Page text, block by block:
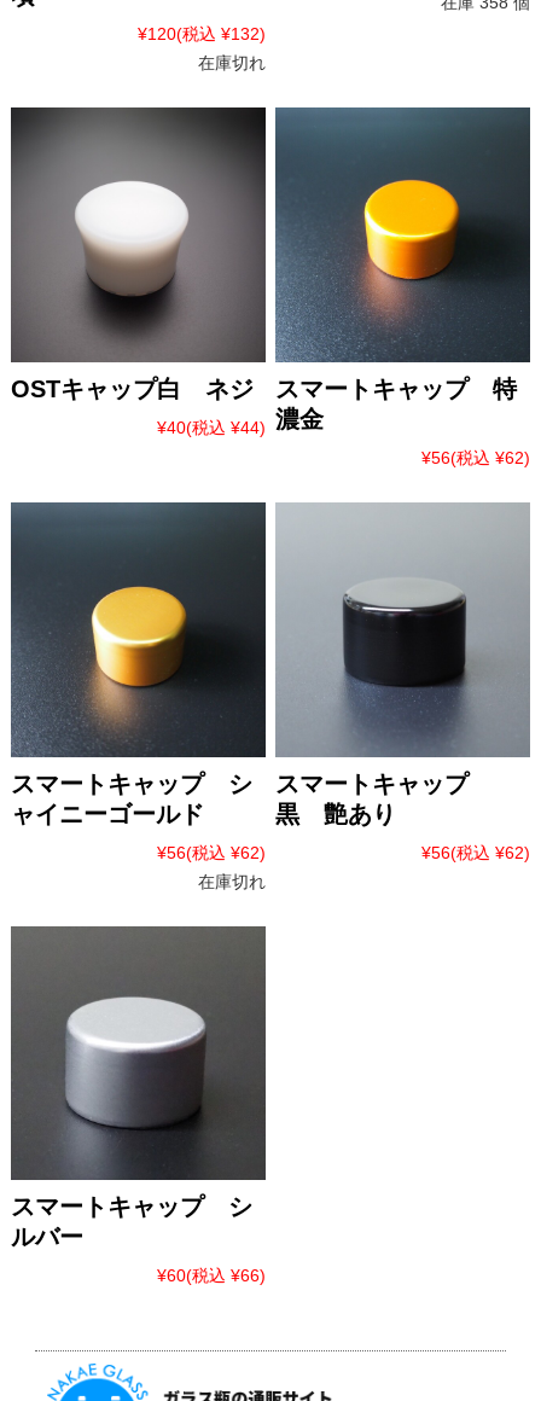
¥120(税込 ¥132)
在庫切れ
OSTキャップ白 ネジ
¥40(税込 ¥44)
スマートキャップ 特
濃金
¥56(税込 ¥62)
スマートキャップ シ
ャイニーゴールド
¥56(税込 ¥62)
在庫切れ
スマートキャップ
黒 艶あり
¥56(税込 ¥62)
スマートキャップ シ
ルバー
¥60(税込 ¥66)